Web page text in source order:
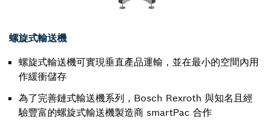
螺旋式輸送機
螺旋式輸送機可實現垂直產品運輸，並在最小的空間內用
作緩衝儲存
為了完善鏈式輸送機系列，Bosch Rexroth 與知名且經
驗豐富的螺旋式輸送機製造商 smartPac 合作